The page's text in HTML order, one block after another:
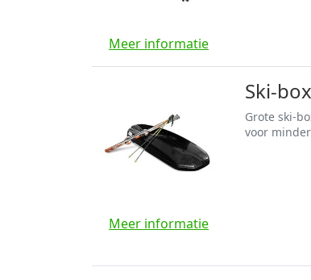
Meer informatie
Meer informatie
Ski-
Grote ski-
voor